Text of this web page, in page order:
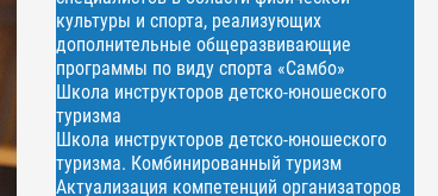
культуры и спорта, реализующих
дополнительные общеразвивающие
программы по виду спорта «Самбо»
Школа инструкторов детско-юношеского
туризма
Школа инструкторов детско-юношеского
туризма. Комбинированный туризм
Актуализация компетенций организаторов